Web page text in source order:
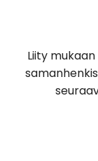
Liity